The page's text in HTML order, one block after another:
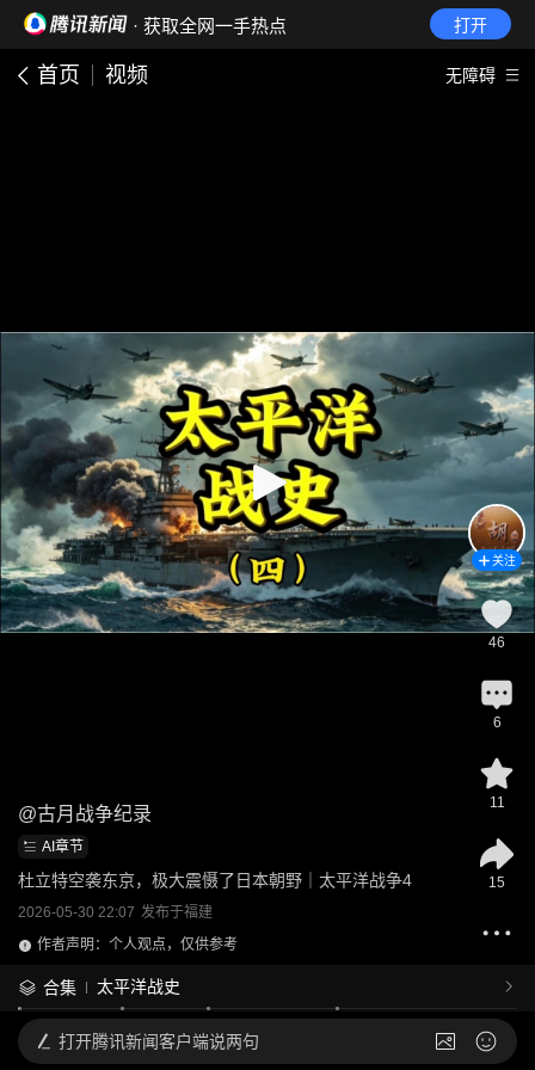
· 获取全网一手热点 打开
首页 视频 无障碍
@古月战争纪录
AI章节
杜立特空袭东京，极大震慑了日本朝野｜太平洋战争4
2026-05-30 22:07 发布于福建
作者声明：个人观点，仅供参考
合集 太平洋战史
关注
46
6
11
15
打开腾讯新闻客户端说两句